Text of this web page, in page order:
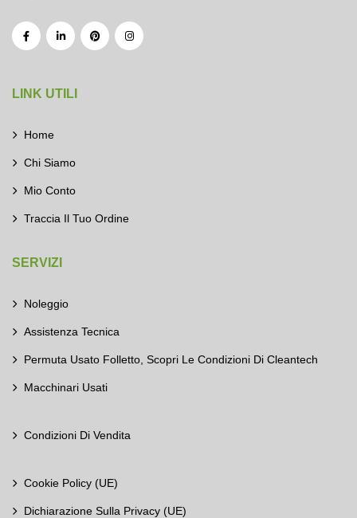
LINK UTILI
Home
Chi Siamo
Mio Conto
Traccia Il Tuo Ordine
SERVIZI
Noleggio
Assistenza Tecnica
Permuta Usato Folletto, Scopri Le Condizioni Di Cleantech
Macchinari Usati
Condizioni Di Vendita
Cookie Policy (UE)
Dichiarazione Sulla Privacy (UE)